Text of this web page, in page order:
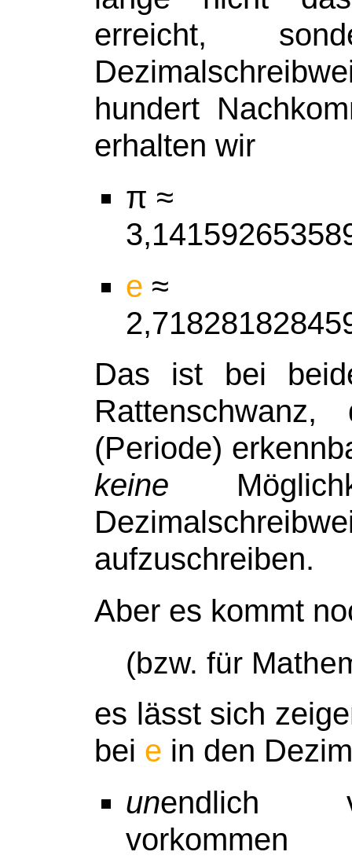
erreicht,
hundert
erhalten wir
π ≈
e ≈
2
Das ist bei
(Periode)
keine
aufzuschreiben.
Aber es kommt
(bzw. für
es lässt sich
bei e in den
unendlich
vorkommen